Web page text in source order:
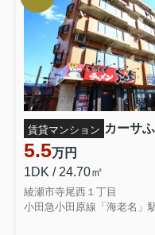
賃貸マンション カーサ
5.5万円
1DK / 24.70㎡
綾瀬市寺尾西１丁目